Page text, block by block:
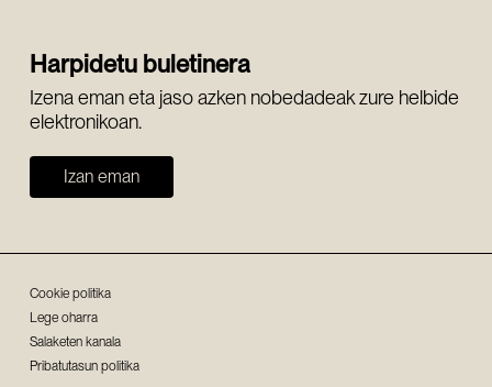
Harpidetu buletinera
Izena eman eta jaso azken nobedadeak zure helbide
elektronikoan.
Izan eman
Cookie politika
Lege oharra
Salaketen kanala
Pribatutasun politika